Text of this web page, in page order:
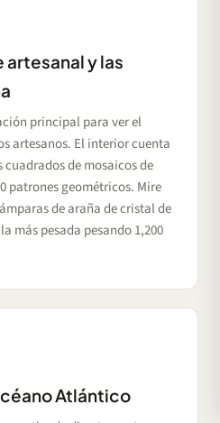
artesanal y las
principal para ver el
artesanos. El interior cuenta
cuadrados de mosaicos de
patrones geométricos. Mire
de araña de cristal de
más pesada pesando 1,200
Atlántico